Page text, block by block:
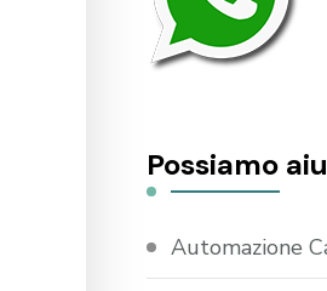
Possiamo
Automazione